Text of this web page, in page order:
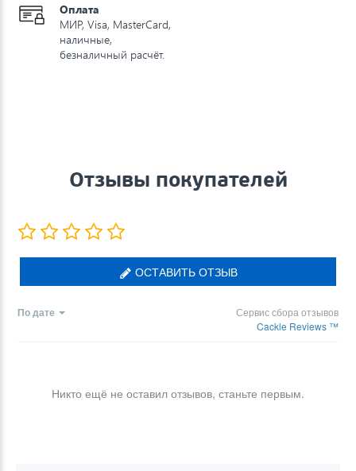
Оплата
МИР, Visa, MasterCard,
наличные,
безналичный расчёт.
Отзывы покупателей
ОСТАВИТЬ ОТЗЫВ
По дате
Сервис сбора отзывов
Cackle Reviews ™
Никто ещё не оставил отзывов, станьте первым.